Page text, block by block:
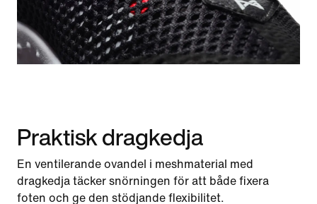
Praktisk dragkedja
En ventilerande ovandel i meshmaterial med
dragkedja täcker snörningen för att både fixera
foten och ge den stödjande flexibilitet.